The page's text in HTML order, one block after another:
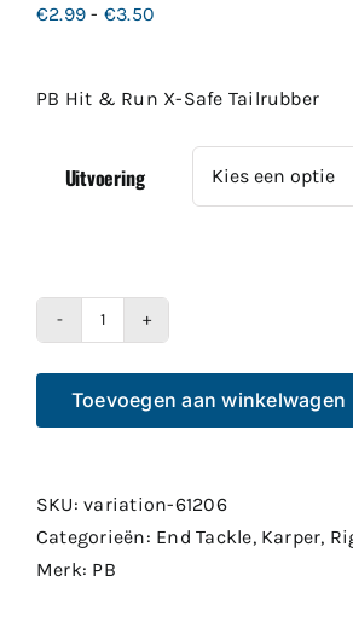
€2.99 - €3.50
€3.50
PB Hit & Run X-Safe Tailrubber
Uitvoering
&
Run
Safe
Tailrubber
aantal
Toevoegen aan winkelwagen
SKU:variation-61206
Categorieën: End Tackle, Karper,
Merk: PB